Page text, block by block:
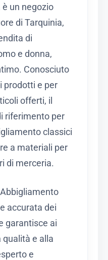
un negozio
di Tarquinia,
di
e donna,
Conosciuto
prodotti e per
offerti, il
riferimento per
classici
a materiali per
di merceria.
accurata dei
garantisce ai
e alla
e